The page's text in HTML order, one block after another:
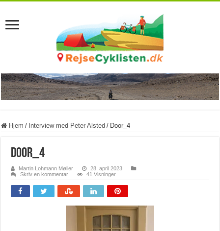
Hjem / Interview med Peter Alsted / Door_4
Door_4
Martin Lohmann Møller
28. april 2023
Skriv en kommentar
41 Visninger